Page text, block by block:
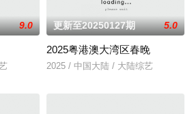
惊喜，有悬念，全面直击
9.0 更新至20250127期 5.0
2025粤港澳大湾区春晚
2025 / 中国大陆 / 大陆综艺